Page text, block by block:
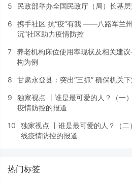
5 民政部举办全国民政厅（局）长基
6
携手社区 抗“疫”有我 ——八路军兰
沉”社区助力疫情防控
7
养老机构床位使用率现状及相关建
构为例
8 甘肃永登县：突出“三抓” 确保机关
9
独家视点 丨谁是最可爱的人？（
疫情防控的报道
10
独家视点 丨谁是最可爱的人？（
线疫情防控的报道
热门标签